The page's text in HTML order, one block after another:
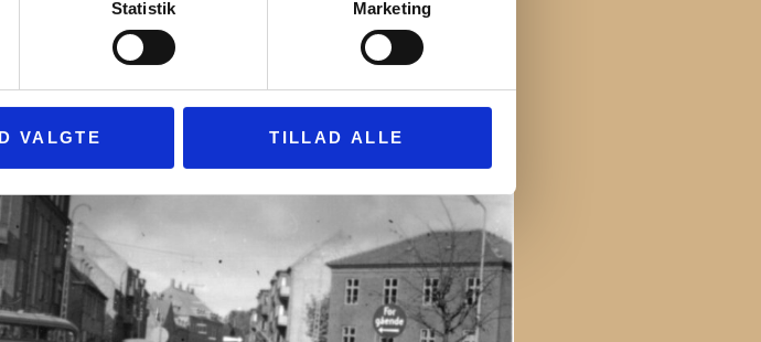
Statistik Marketing
VALGTE TILLAD ALLE